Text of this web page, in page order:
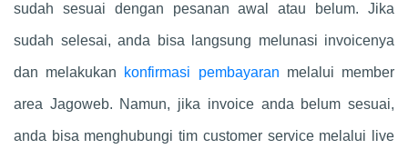
sudah sesuai dengan pesanan awal atau belum. Jika
sudah selesai, anda bisa langsung melunasi invoicenya
dan melakukan konfirmasi pembayaran melalui member
area Jagoweb. Namun, jika invoice anda belum sesuai,
anda bisa menghubungi tim customer service melalui live